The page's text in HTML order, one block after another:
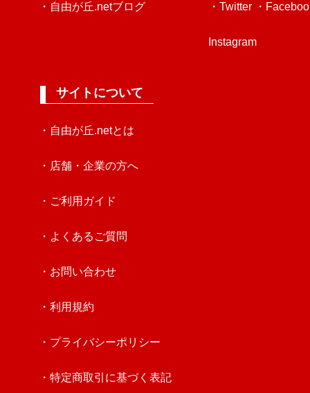
・自由が丘.netブログ ・Twitter ・
Instagram
サイトについて
・自由が丘.netとは
・店舗・企業の方へ
・ご利用ガイド
・よくあるご質問
・お問い合わせ
・利用規約
・プライバシーポリシー
・特定商取引に基づく表記